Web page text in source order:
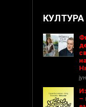
КУЛТУРА
–